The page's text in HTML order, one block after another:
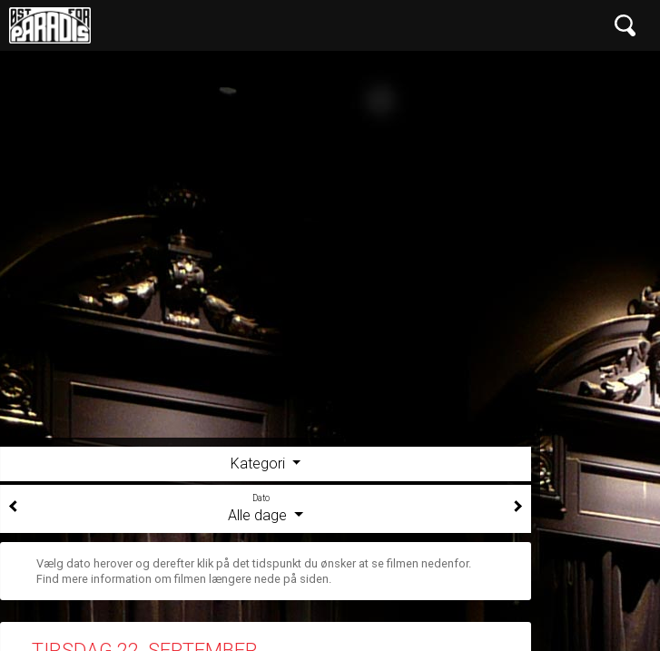
Øst for Paradis
Kategori
Dato
Alle dage
Vælg dato herover og derefter klik på det tidspunkt du ønsker at se filmen nedenfor.
Find mere information om filmen længere nede på siden.